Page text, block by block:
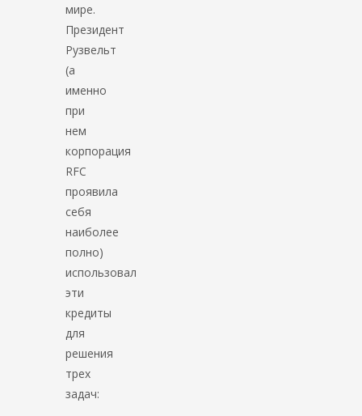
мире.
Президент
Рузвельт
(а
именно
при
нем
корпорация
RFC
проявила
себя
наиболее
полно)
использовал
эти
кредиты
для
решения
трех
задач: